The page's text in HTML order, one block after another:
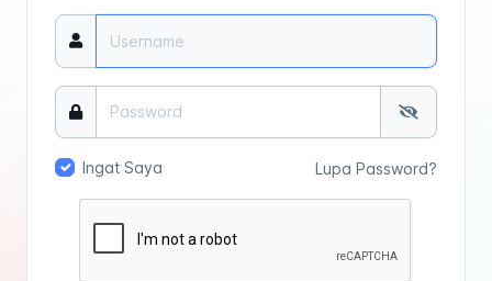
Ingat Saya Lupa Password?